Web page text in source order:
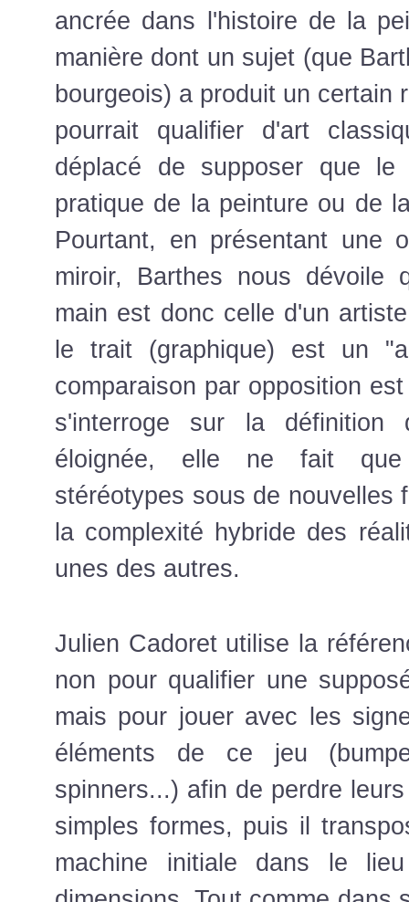
ancrée dans l'histoire de la
manière dont un sujet (que
bourgeois) a produit un certain
pourrait qualifier d'art
déplacé de supposer que
pratique de la peinture ou de
Pourtant, en présentant une
miroir, Barthes nous dévoile
main est donc celle d'un
le trait (graphique) est un
comparaison par opposition
s'interroge sur la définition
éloignée, elle ne fait
stéréotypes sous de nouvelles
la complexité hybride des
unes des autres.
Julien Cadoret utilise la
non pour qualifier une
mais pour jouer avec les
éléments de ce jeu
spinners...) afin de perdre
simples formes, puis il
machine initiale dans le